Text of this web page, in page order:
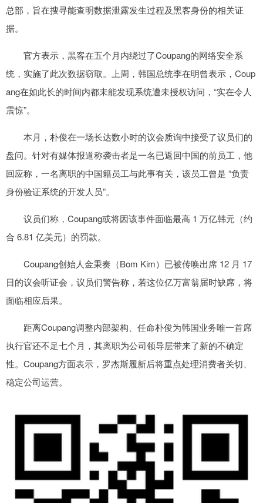
总部，旨在搜寻能查明数据泄露发生过程及黑客身份的相关证
据。
官方表示，黑客在五个月内绕过了Coupang的网络安全系
统，实施了此次数据窃取。上周，韩国总统李在明曾表示，Coup
ang在如此长的时间内都未能发现系统遭未授权访问，“实在令人
震惊”。
本月，朴俊在一场长达数小时的议会质询中接受了议员们的
盘问。针对有媒体报道称袭击者是一名已返回中国的前员工，他
回应称，一名离职的中国籍员工与此事有关，该员工曾是 “负责
身份验证系统的开发人员”。
议员们称，Coupang或将因该事件面临最高 1 万亿韩元（约
合 6.81 亿美元）的罚款。
Coupang创始人金秉奏（Bom Kim）已被传唤出席 12 月 17
日的议会听证会，议员们警告称，若这位亿万富翁届时缺席，将
面临相应后果。
距离Coupang调整内部架构、任命朴俊为韩国业务唯一首席
执行官还不足七个月，其离职为公司领导层带来了新的不确定
性。Coupang方面表示，罗杰斯履新后将重点处理消费者关切、
稳定公司运营。